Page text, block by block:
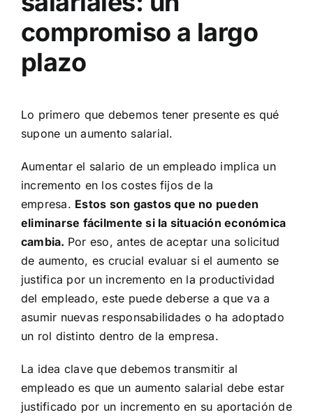
compromiso a largo
plazo
Lo primero que debemos tener presente es qué
supone un aumento salarial.
Aumentar el salario de un empleado implica un
incremento en los costes fijos de la
empresa. Estos son gastos que no pueden
eliminarse fácilmente si la situación económica
cambia. Por eso, antes de aceptar una solicitud
de aumento, es crucial evaluar si el aumento se
justifica por un incremento en la productividad
del empleado, este puede deberse a que va a
asumir nuevas responsabilidades o ha adoptado
un rol distinto dentro de la empresa.
La idea clave que debemos transmitir al
empleado es que un aumento salarial debe estar
justificado por un incremento en su aportación de